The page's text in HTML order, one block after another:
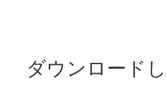
ダウンロード